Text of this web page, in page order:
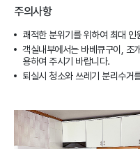
주의사항
쾌적한 분위기를 위하여 최대 인
객실내부에서는 바베큐구이, 조
용하여 주시기 바랍니다.
퇴실시 청소와 쓰레기 분리수거